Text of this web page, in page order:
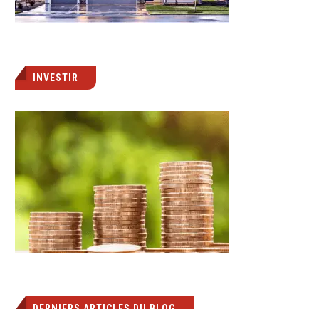
INVESTIR